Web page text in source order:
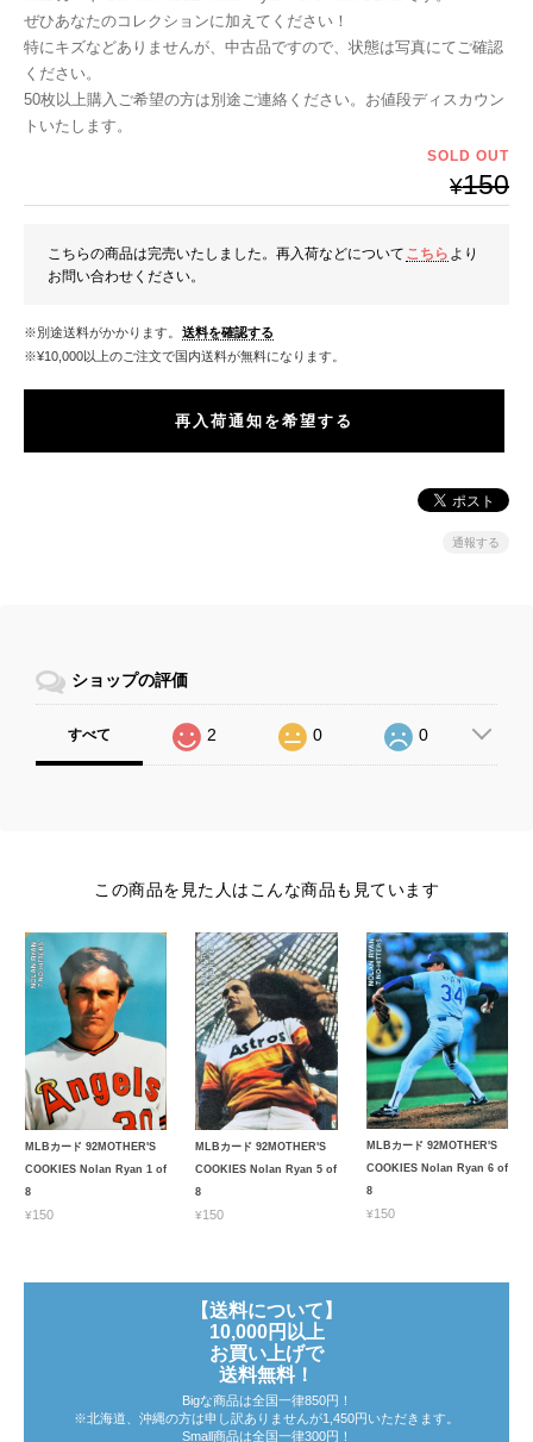
ぜひあなたのコレクションに加えてください！
特にキズなどありませんが、中古品ですので、状態は写真にてご確認
ください。
50枚以上購入ご希望の方は別途ご連絡ください。お値段ディスカウン
トいたします。
SOLD OUT
¥150
こちらの商品は完売いたしました。再入荷などについて こちら より
お問い合わせください。
※別途送料がかかります。 送料を確認する
※¥10,000以上のご注文で国内送料が無料になります。
再入荷通知を希望する
通報する
ショップの評価
すべて 2 0 0
この商品を見た人はこんな商品も見ています
MLBカード 92MOTHER'S
COOKIES Nolan Ryan 1 of
8
¥150
MLBカード 92MOTHER'S
COOKIES Nolan Ryan 5 of
8
¥150
MLBカード 92MOTHER'S
COOKIES Nolan Ryan 6 of
8
¥150
【送料について】
10,000円以上
お買い上げで
送料無料！
Bigな商品は全国一律850円！
※北海道、沖縄の方は申し訳ありませんが1,450円いただきます。
Small商品は全国一律300円！